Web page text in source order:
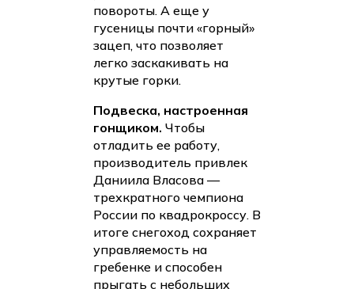
повороты. А еще у
гусеницы почти «горный»
зацеп, что позволяет
легко заскакивать на
крутые горки.
Подвеска, настроенная
гонщиком. Чтобы
отладить ее работу,
производитель привлек
Даниила Власова —
трехкратного чемпиона
России по квадрокроссу. В
итоге снегоход сохраняет
управляемость на
гребенке и способен
прыгать с небольших